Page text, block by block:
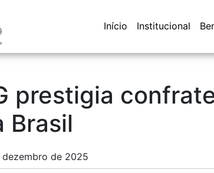
Início Institucional
prestigia
Brasil
dezembro de 2025